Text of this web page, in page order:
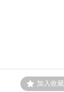
加入收藏